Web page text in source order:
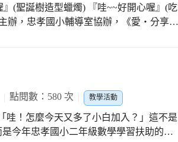
』(聖誕樹造型蠟燭) 『哇~~好開心喔』(吃
璃杯裝的第一個蠟燭作品，有薰衣草、
。 一整個製作、等待的過程，將近三個
謝捐贈人，願意實現自己的小心願。等
呼聲此起彼落，大家都很滿意自己第二
層次分別，好美、好看、也好香。 最
點閱數：580 次 教學活動
哇！怎麼今天又多了小白加入？」這不是
今年忠孝國小二年級數學學習扶助的教